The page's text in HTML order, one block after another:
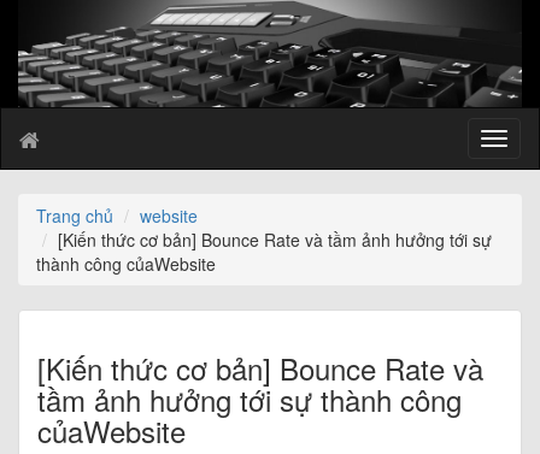
T
o
a
Trang chủ
website
[Kiến thức cơ bản] Bounce Rate và tầm ảnh hưởng tới sự
thành công củaWebsite
[Kiến thức cơ bản] Bounce Rate và
tầm ảnh hưởng tới sự thành công
củaWebsite